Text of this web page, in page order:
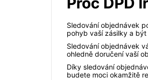
Sledování objednávek
pohyb vaší zásilky a
Sledování objednávek
ohledně doručení vaší
Díky sledování
budete moci okamžitě